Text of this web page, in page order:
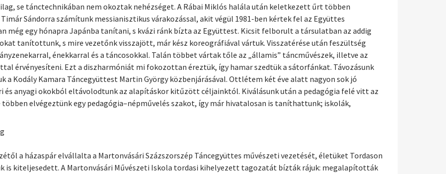
se tánctechnikában nem okoztak nehézséget. A Rábai Miklós halála után keletkezett űrt többen
Sándorra számítunk messianisztikus várakozással, akit végül 1981-ben kértek fel az Együttes
még egy hónapra Japánba tanítani, s kvázi ránk bízta az Együttest. Kicsit felborult a társulatban az addig
tanítottunk, s mire vezetőnk visszajött, már kész koreográfiával vártuk. Visszatérése után feszültség
énekkarral és a táncosokkal. Talán többet vártak tőle az „államis” táncművészek, illetve az
érvényesíteni. Ezt a diszharmóniát mi fokozottan éreztük, így hamar szedtük a sátorfánkat. Távozásunk
Kodály Kamara Táncegyüttest Martin György közbenjárásával. Ottlétem két éve alatt nagyon sok jó
anyagi okokból eltávolodtunk az alapításkor kitűzött céljainktól. Kiválásunk után a pedagógia felé vitt az
elvégeztünk egy pedagógia–népművelés szakot, így már hivatalosan is taníthattunk; iskolák,
a házaspár elvállalta a Martonvásári Százszorszép Táncegyüttes művészeti vezetését, életüket Tordason
is kiteljesedett. A Martonvásári Művészeti Iskola tordasi kihelyezett tagozatát bízták rájuk: megalapították